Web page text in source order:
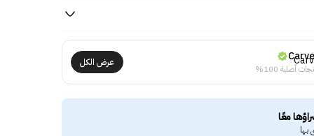
أصلية 100%
عرض الكل
معًا
بها